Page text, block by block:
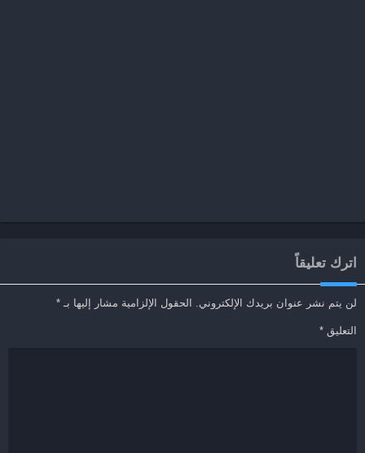
اترك تعليقاً
لن يتم نشر عنوان بريدك الإلكتروني. الحقول الإلزامية مشار إليها بـ *
التعليق *